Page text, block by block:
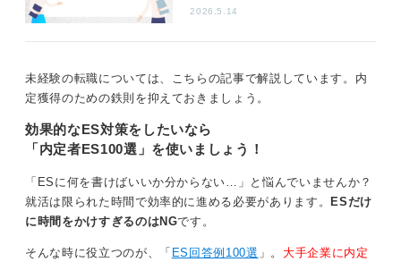
その場合は求人票の「選考結果通知予定日」から2〜3日
ます。結果について〇日ごろまでにご連絡いただけると
伺っていたのですが、まだ届いていないため念のため確
認しました」と、確認ベースで伝えるのがポイントで
す。これにより、催促ではなく丁寧な姿勢を示すことが
できます。
まとめると第一優先はハローワークに相談、必要に応じ
て数日待ってから直接企業に問い合わせる。その際は、
簡潔で丁寧に確認する姿勢を心掛けましょう。
2026.5.14
未経験の転職については、こちらの記事で解説しています。内
定獲得のための鉄則を抑えておきましょう。
効果的なES対策をしたいなら
「内定者ES100選」を使いましょう！
「ESに何を書けばいいか分からない…」と悩んでいませんか？
就活は限られた時間で効率的に進める必要があります。
ESだけ
に時間をかけすぎるのはNGです。
そんな時に役立つのが、「 ES回答例100選 」。 大手企業に内定